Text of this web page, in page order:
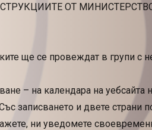
ОТ
ще се провеждат в групи с
– на календара на уебсайта
записването и двете страни
ни уведомете